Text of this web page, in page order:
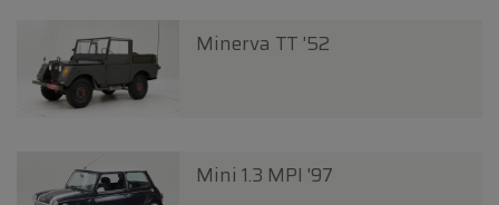
Minerva TT '52
Mini 1.3 MPI '97